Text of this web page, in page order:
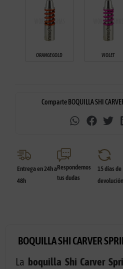
ORANGE GOLD VIOLET
Entrega en 24h a
48h
Respondemos
tus dudas
15 días de
devolución
Comparte BOQUILLA SHI
BOQUILLA SHI CARVER
La boquilla Shi Carver